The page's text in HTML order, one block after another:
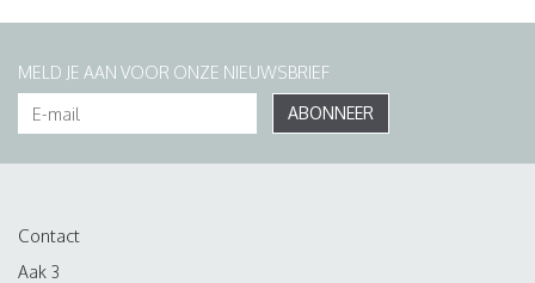
MELD JE AAN VOOR ONZE NIEUWSBRIEF
ABONNEER
Contact
Aak 3